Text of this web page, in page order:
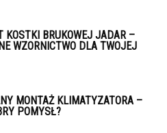
KOSTKI BRUKOWEJ JADAR –
WZORNICTWO DLA TWOJEJ
MONTAŻ KLIMATYZATORA –
POMYSŁ?